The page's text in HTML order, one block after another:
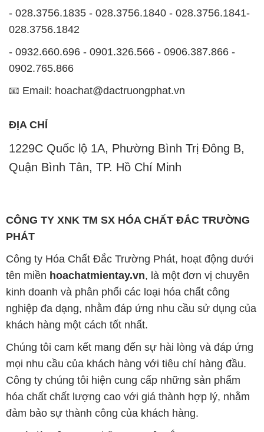
- 028.3756.1835 - 028.3756.1840 - 028.3756.1841-
028.3756.1842
- 0932.660.696 - 0901.326.566 - 0906.387.866 -
0902.765.866
📧 Email: hoachat@dactruongphat.vn
ĐỊA CHỈ
1229C Quốc lộ 1A, Phường Bình Trị Đông B,
Quận Bình Tân, TP. Hồ Chí Minh
CÔNG TY XNK TM SX HÓA CHẤT ĐẮC TRƯỜNG
PHÁT
Công ty Hóa Chất Đắc Trường Phát, hoạt động dưới
tên miền hoachatmientay.vn, là một đơn vị chuyên
kinh doanh và phân phối các loại hóa chất công
nghiệp đa dạng, nhằm đáp ứng nhu cầu sử dụng của
khách hàng một cách tốt nhất.
Chúng tôi cam kết mang đến sự hài lòng và đáp ứng
mọi nhu cầu của khách hàng với tiêu chí hàng đầu.
Công ty chúng tôi hiện cung cấp những sản phẩm
hóa chất chất lượng cao với giá thành hợp lý, nhằm
đảm bảo sự thành công của khách hàng.